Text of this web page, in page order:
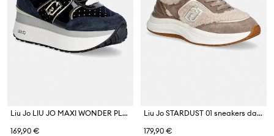
Liu Jo LIU JO MAXI WONDER PLUS 02 sneakers da donna
169,90 €
Liu Jo STARDUST 01 sneakers da donna
179,90 €